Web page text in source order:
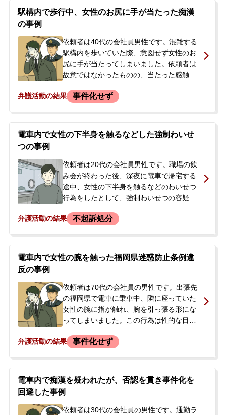
駅構内で歩行中、女性のお尻に手が当たった痴漢
の事例
依頼者は40代の会社員男性です。混雑する
駅構内を歩いていた際、意図せず女性のお
尻に手が当たってしまいました。依頼者は
故意ではなかったものの、当たった感触は
罪できませんでした。女性に呼び止めら
た。交番で事情聴取と写真撮影などが行わ
れ、後日改めて連絡する旨を告げられまし
くことや逮捕されることなど、仕事への影
響を強く懸念しており、示談による早期解
決を望んで当事務所へ相談に来られまし
た。
弁護活動の結果 事件化せず
電車内で女性の下半身を触るなどした強制わいせ
つの事例
依頼者は20代の会社員男性です。職場の飲
み会が終わった後、深夜に電車で帰宅する
途中、女性の下半身を触るなどのわいせつ
行為をしたとして、強制わいせつの容疑で
が取れなくなったことを心配したご両親が
ました。今後の手続きや処分への不安か
ら、当事務所にご相談され、即日依頼とな
弁護活動の結果 不起訴処分
電車内で女性の腕を触った福岡県迷惑防止条例違
反の事例
依頼者は70代の会社員の男性です。出張先
の福岡県で電車に乗車中、隣に座っていた
女性の腕に指が触れ、腕を引っ張る形にな
ってしまいました。この行為は性的な目的
た。<br /> その後、駅員室を経て警察署に
察から再度呼び出しがあるのを待っている
状況でした。<br /> 依頼者は迷惑をかけた
自覚があり、穏便に済ませるために示談を
したいと強く希望されていました。前科前
弁護活動の結果 事件化せず
電車内で痴漢を疑われたが、否認を貫き事件化を
回避した事例
依頼者は30代の会社員の男性です。通勤ラ